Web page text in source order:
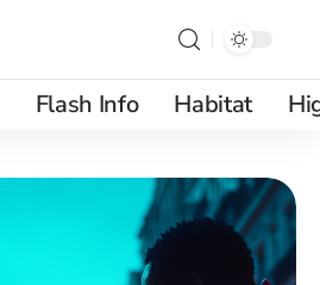
Flash Info Habitat